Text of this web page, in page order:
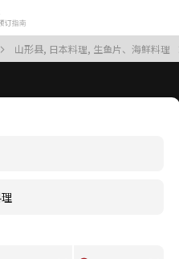
山形县, 日本料理, 生鱼片、海鲜料理